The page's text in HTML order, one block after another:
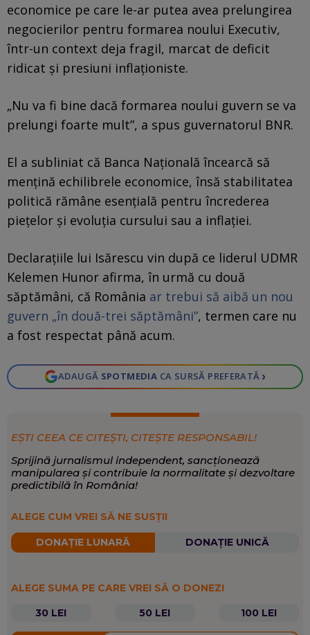
economice pe care le-ar putea avea prelungirea
negocierilor pentru formarea noului Executiv,
într-un context deja fragil, marcat de deficit
ridicat și presiuni inflaționiste.
„Nu va fi bine dacă formarea noului guvern se va
prelungi foarte mult”, a spus guvernatorul BNR.
El a subliniat că Banca Națională încearcă să
mențină echilibrele economice, însă stabilitatea
politică rămâne esențială pentru încrederea
piețelor și evoluția cursului sau a inflației.
Declarațiile lui Isărescu vin după ce liderul UDMR
Kelemen Hunor afirma, în urmă cu două
săptămâni, că România ar trebui să aibă un nou
guvern „în două-trei săptămâni”, termen care nu
a fost respectat până acum.
ADAUGĂ SPOTMEDIA CA SURSĂ PREFERATĂ ›
EȘTI CEEA CE CITEȘTI, CITEȘTE RESPONSABIL!
Sprijină jurnalismul independent, sancționează
manipularea și contribuie la normalitate și dezvoltare
predictibilă în România!
ALEGE CUM VREI SĂ NE SUSȚII
DONAȚIE LUNARĂ DONAȚIE UNICĂ
ALEGE SUMA PE CARE VREI SĂ O DONEZI
30 LEI
50 LEI 100 LEI